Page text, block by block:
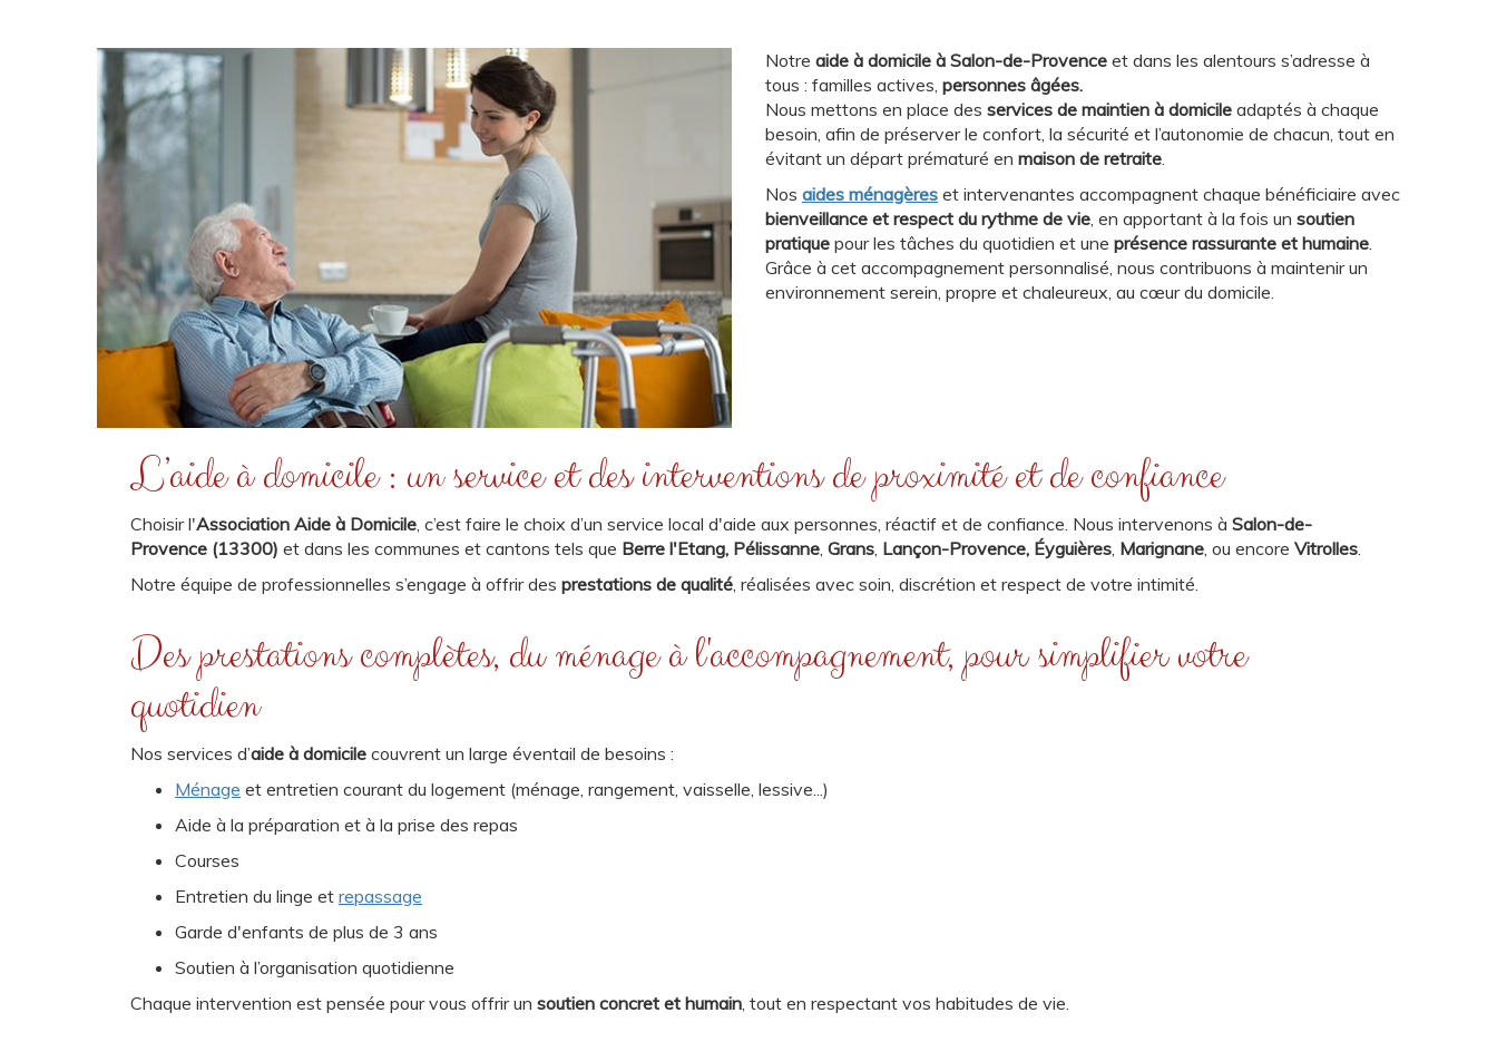
Notre aide à domicile à Salon-de-Provence et dans les alentours s’adresse à
tous : familles actives, personnes âgées.
Nous mettons en place des services de maintien à domicile adaptés à chaque
besoin, afin de préserver le confort, la sécurité et l’autonomie de chacun, tout en
évitant un départ prématuré en maison de retraite.
Nos aides ménagères et intervenantes accompagnent chaque bénéficiaire avec
bienveillance et respect du rythme de vie, en apportant à la fois un soutien
pratique pour les tâches du quotidien et une présence rassurante et humaine.
Grâce à cet accompagnement personnalisé, nous contribuons à maintenir un
environnement serein, propre et chaleureux, au cœur du domicile.
L’aide à domicile : un service et des interventions de proximité et de confiance
Choisir l'Association Aide à Domicile, c’est faire le choix d’un service local d'aide aux personnes, réactif et de confiance. Nous intervenons à Salon-de-
Provence (13300) et dans les communes et cantons tels que Berre l'Etang, Pélissanne, Grans, Lançon-Provence, Éyguières, Marignane, ou encore Vitrolles.
Notre équipe de professionnelles s’engage à offrir des prestations de qualité, réalisées avec soin, discrétion et respect de votre intimité.
Des prestations complètes, du ménage à l'accompagnement, pour simplifier votre
quotidien
Nos services d’aide à domicile couvrent un large éventail de besoins :
Ménage et entretien courant du logement (ménage, rangement, vaisselle, lessive...)
Aide à la préparation et à la prise des repas
Courses
Entretien du linge et repassage
Garde d'enfants de plus de 3 ans
Soutien à l’organisation quotidienne
Chaque intervention est pensée pour vous offrir un soutien concret et humain, tout en respectant vos habitudes de vie.